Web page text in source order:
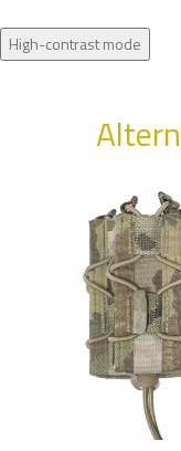
High-contrast mode